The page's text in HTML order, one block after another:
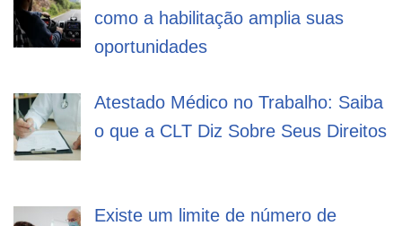
como a habilitação amplia suas
oportunidades
Atestado Médico no Trabalho: Saiba
o que a CLT Diz Sobre Seus Direitos
Existe um limite de número de